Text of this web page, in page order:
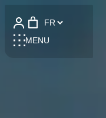
MENU
Language